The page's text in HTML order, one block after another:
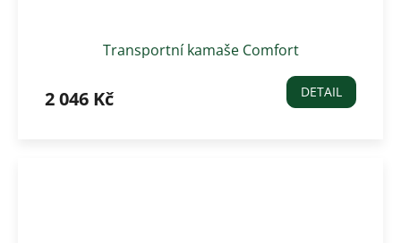
Transportní kamaše Comfort
2 046 Kč DETAIL